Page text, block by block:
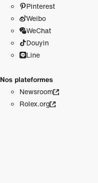
Pinterest
Weibo
WeChat
Douyin
Line
Nos plateformes
Newsroom
Rolex.org